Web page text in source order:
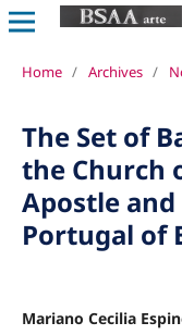
Home / Archives /
The Set of
the Church
Apostle
Portugal of
Mariano Cecilia